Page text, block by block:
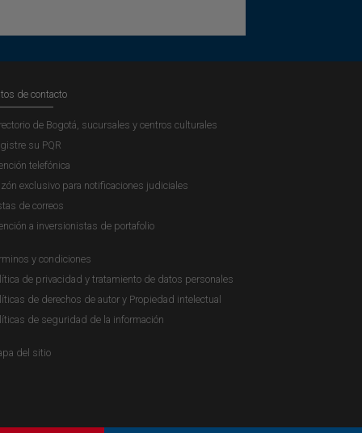
de contacto
de Bogotá, sucursales y centros culturales
su PQR
telefónica
exclusivo para notificaciones judiciales
de correos
a inversionistas de portafolio
y condiciones
de privacidad y tratamiento de datos personales
de derechos de autor y Propiedad intelectual
de seguridad de la información
del sitio